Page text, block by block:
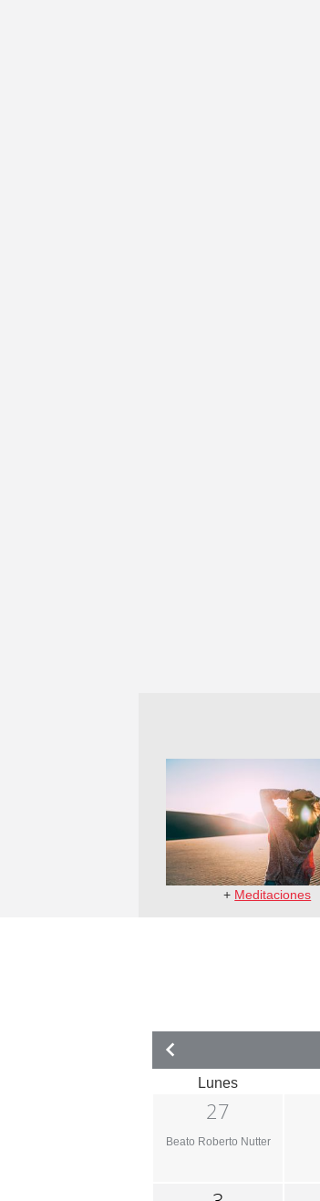
+ Meditaciones
Lunes
27
Beato Roberto Nutter